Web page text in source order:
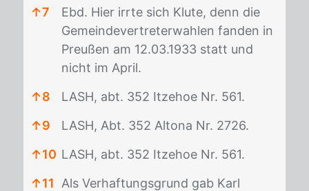
↑7
Ebd. Hier irrte sich Klute, denn die
Gemeindevertreterwahlen fanden in
Preußen am 12.03.1933 statt und
nicht im April.
↑8
LASH, abt. 352 Itzehoe Nr. 561.
↑9
LASH, Abt. 352 Altona Nr. 2726.
↑10 LASH, abt. 352 Itzehoe Nr. 561.
↑11
Als Verhaftungsgrund gab Karl